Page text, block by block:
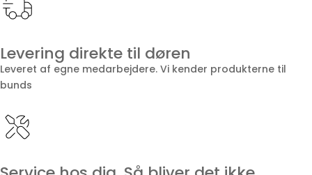
Levering direkte til døren
Leveret af egne medarbejdere. Vi kender produkterne til
bunds